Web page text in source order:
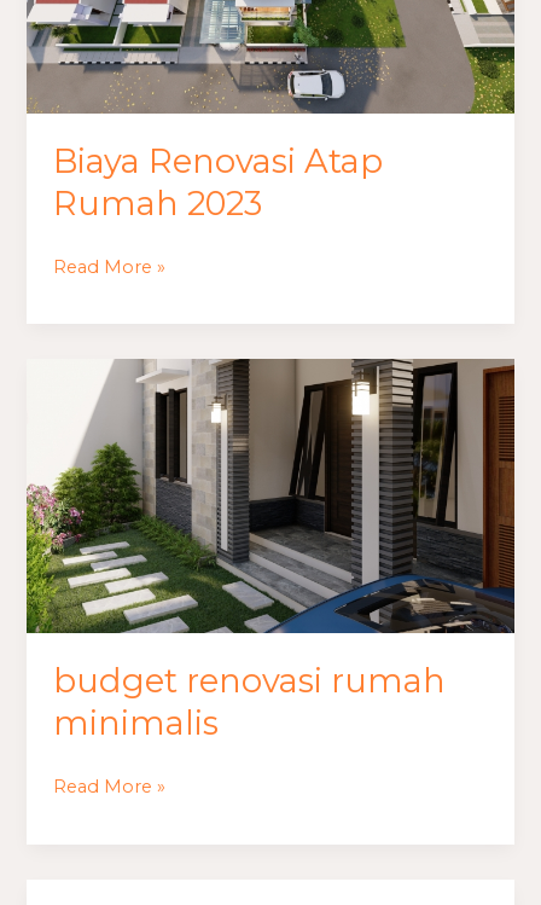
Biaya Renovasi Atap
Rumah 2023
Read More »
budget renovasi rumah
minimalis
budget
renovasi
rumah
minimalis
Read More »